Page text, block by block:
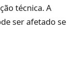
técnica. A
ser afetado se